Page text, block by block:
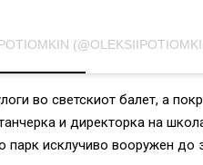
во светскиот балет, а
и директорка на
парк исклучиво вооружен до